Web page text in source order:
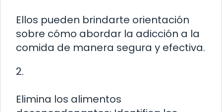
Ellos pueden brindarte orientación
sobre cómo abordar la adicción a la
comida de manera segura y efectiva.
2.
Elimina los alimentos